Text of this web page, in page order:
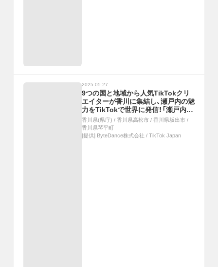
2025.05.27
9つの国と地域から人気TikTokクリ
エイターが香川に集結し、瀬戸内の魅
力をTikTokで世界に発信！「瀬戸内国
際芸術祭2025」に合わせて開催され
た「TikTok Connect By Tourism 〜
瀬戸内の魅力発信・裏瀬戸芸プロジェ
香川県(県庁) / 香川県高松市 / 香川県坂出市 /
香川県琴平町
[提供] ByteDance株式会社 / TikTok Japan